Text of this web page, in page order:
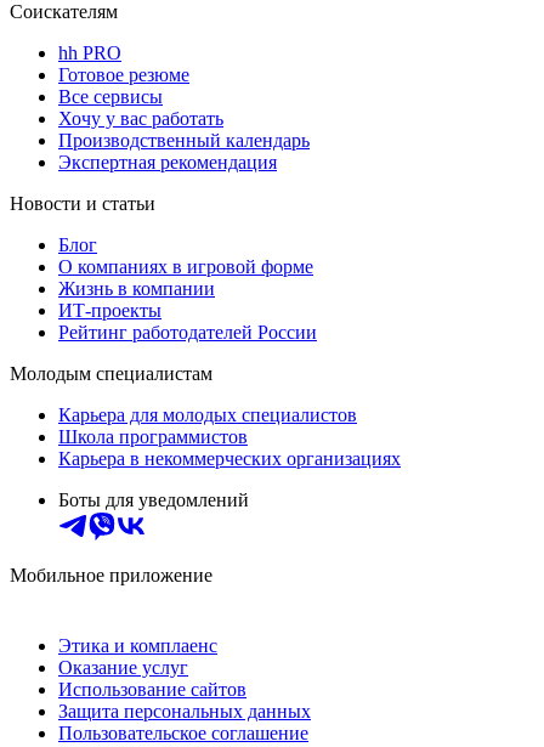
Соискателям
hh PRO
Готовое резюме
Все сервисы
Хочу у вас работать
Производственный календарь
Экспертная рекомендация
Новости и статьи
Блог
О компаниях в игровой форме
Жизнь в компании
ИТ-проекты
Рейтинг работодателей России
Молодым специалистам
Карьера для молодых специалистов
Школа программистов
Карьера в некоммерческих организациях
Боты для уведомлений
Мобильное приложение
Этика и комплаенс
Оказание услуг
Использование сайтов
Защита персональных данных
Пользовательское соглашение